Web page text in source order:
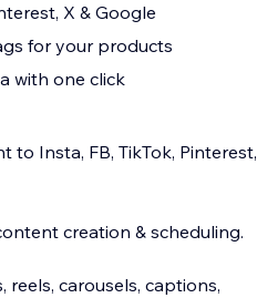
X & Google
for your products
with one click
Insta, FB, TikTok, Pinterest,
creation & scheduling.
reels, carousels, captions,